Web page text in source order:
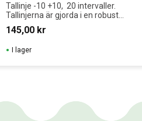
Tallinje -10 +10,  20 intervaller.
Tallinjerna är gjorda i en robust
plastkvalité.
145,00 kr
I lager